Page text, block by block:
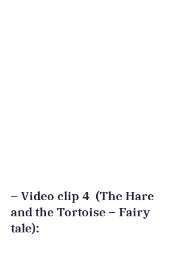
– Video clip 4  (The Hare
and the Tortoise – Fairy
tale):